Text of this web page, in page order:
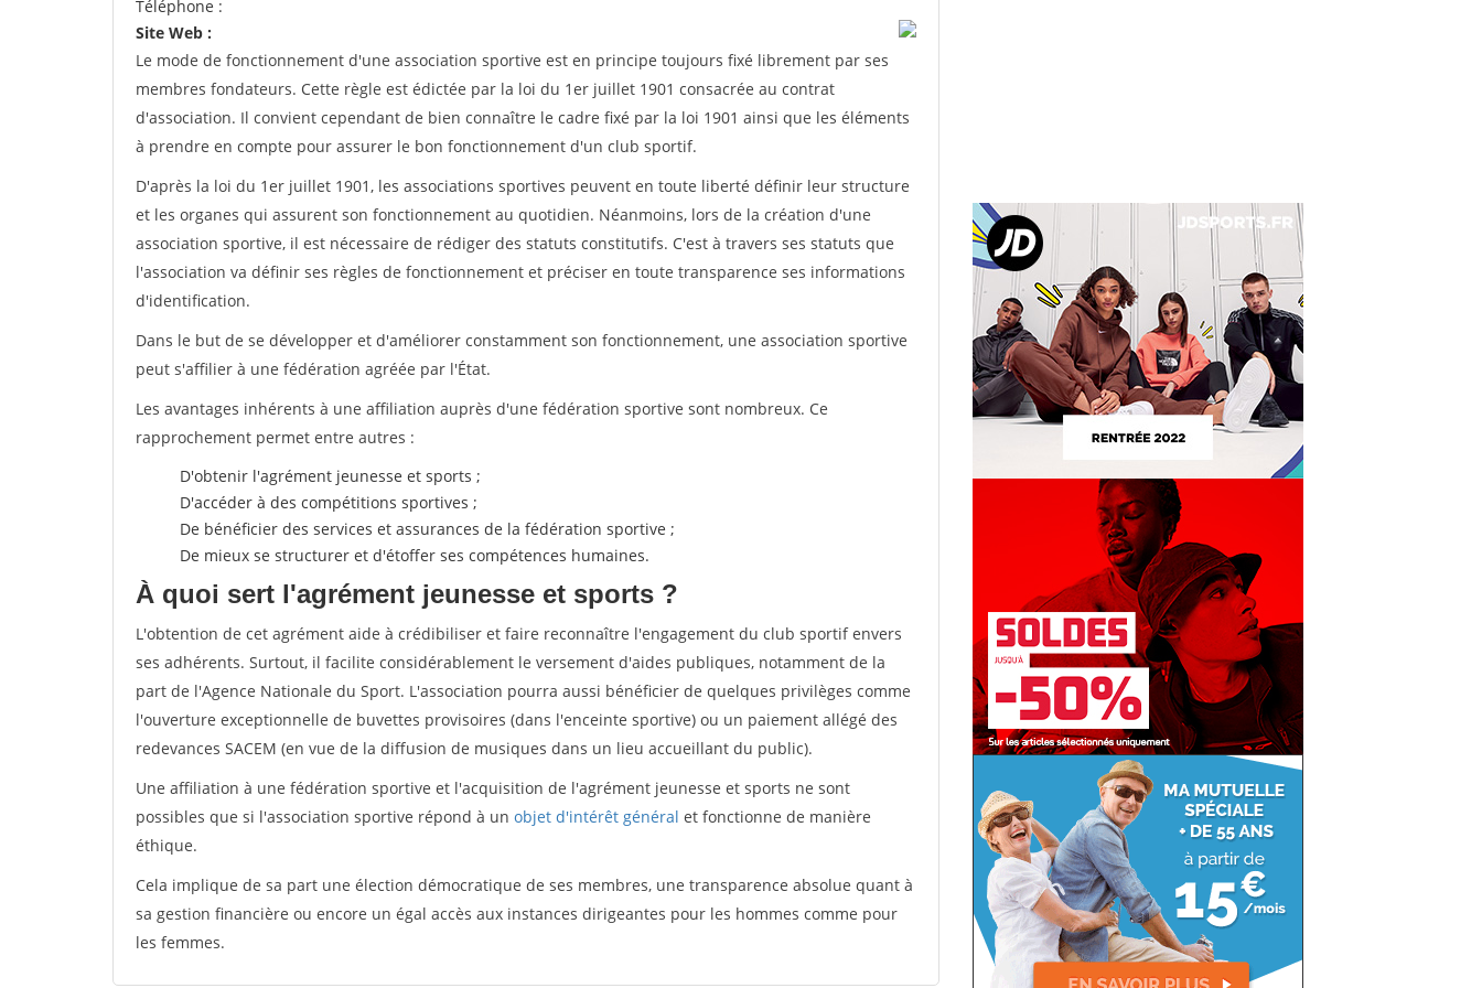
Téléphone :
Site Web :
Le mode de fonctionnement d'une association sportive est en principe toujours fixé librement par ses
membres fondateurs. Cette règle est édictée par la loi du 1er juillet 1901 consacrée au contrat
d'association. Il convient cependant de bien connaître le cadre fixé par la loi 1901 ainsi que les éléments
à prendre en compte pour assurer le bon fonctionnement d'un club sportif.
D'après la loi du 1er juillet 1901, les associations sportives peuvent en toute liberté définir leur structure
et les organes qui assurent son fonctionnement au quotidien. Néanmoins, lors de la création d'une
association sportive, il est nécessaire de rédiger des statuts constitutifs. C'est à travers ses statuts que
l'association va définir ses règles de fonctionnement et préciser en toute transparence ses informations
d'identification.
Dans le but de se développer et d'améliorer constamment son fonctionnement, une association sportive
peut s'affilier à une fédération agréée par l'État.
Les avantages inhérents à une affiliation auprès d'une fédération sportive sont nombreux. Ce
rapprochement permet entre autres :
D'obtenir l'agrément jeunesse et sports ;
D'accéder à des compétitions sportives ;
De bénéficier des services et assurances de la fédération sportive ;
De mieux se structurer et d'étoffer ses compétences humaines.
À quoi sert l'agrément jeunesse et sports ?
L'obtention de cet agrément aide à crédibiliser et faire reconnaître l'engagement du club sportif envers
ses adhérents. Surtout, il facilite considérablement le versement d'aides publiques, notamment de la
part de l'Agence Nationale du Sport. L'association pourra aussi bénéficier de quelques privilèges comme
l'ouverture exceptionnelle de buvettes provisoires (dans l'enceinte sportive) ou un paiement allégé des
redevances SACEM (en vue de la diffusion de musiques dans un lieu accueillant du public).
Une affiliation à une fédération sportive et l'acquisition de l'agrément jeunesse et sports ne sont
possibles que si l'association sportive répond à un objet d'intérêt général et fonctionne de manière
éthique.
Cela implique de sa part une élection démocratique de ses membres, une transparence absolue quant à
sa gestion financière ou encore un égal accès aux instances dirigeantes pour les hommes comme pour
les femmes.